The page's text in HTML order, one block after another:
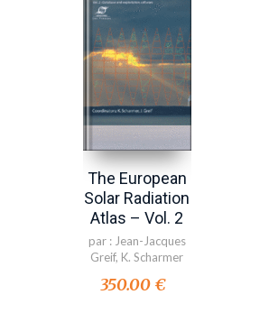
The European
Solar Radiation
Atlas – Vol. 2
par : Jean-Jacques
Greif, K. Scharmer
350.00 €